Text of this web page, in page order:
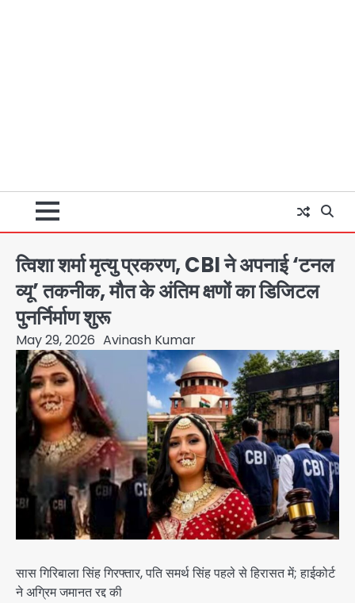
त्विशा शर्मा मृत्यु प्रकरण, CBI ने अपनाई ‘टनल
व्यू’ तकनीक, मौत के अंतिम क्षणों का डिजिटल
पुनर्निर्माण शुरू
May 29, 2026 Avinash Kumar
सास गिरिबाला सिंह गिरफ्तार, पति समर्थ सिंह पहले से हिरासत में; हाईकोर्ट
ने अग्रिम जमानत रद्द की